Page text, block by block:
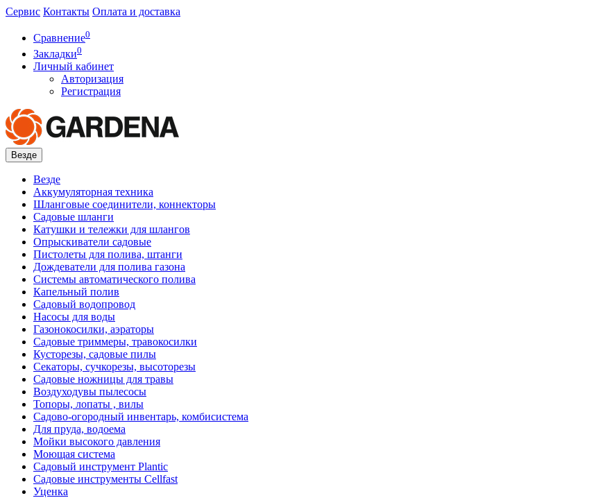
Сервис Контакты Оплата и доставка
Сравнение0
Закладки0
Личный кабинет
Авторизация
Регистрация
Везде
Везде
Аккумуляторная техника
Шланговые соединители, коннекторы
Садовые шланги
Катушки и тележки для шлангов
Опрыскиватели садовые
Пистолеты для полива, штанги
Дождеватели для полива газона
Системы автоматического полива
Капельный полив
Садовый водопровод
Насосы для воды
Газонокосилки, аэраторы
Садовые триммеры, травокосилки
Кусторезы, садовые пилы
Секаторы, сучкорезы, высоторезы
Садовые ножницы для травы
Воздуходувы пылесосы
Топоры, лопаты , вилы
Садово-огородный инвентарь, комбисистема
Для пруда, водоема
Мойки высокого давления
Моющая система
Садовый инструмент Plantic
Садовые инструменты Cellfast
Уценка